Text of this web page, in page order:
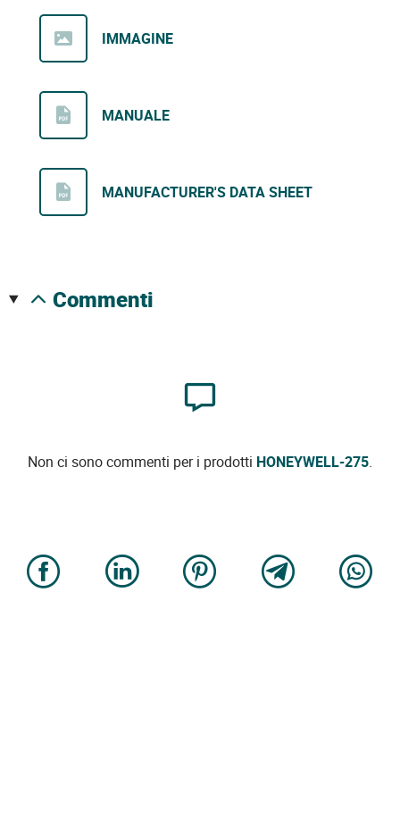
IMMAGINE
MANUALE
MANUFACTURER'S DATA SHEET
commenti
Non ci sono commenti per i prodotti HONEYWELL-275.